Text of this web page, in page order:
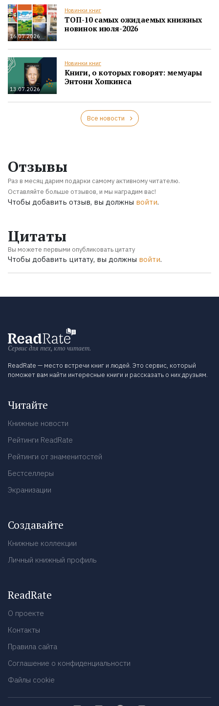
16.07.2026
Новинки книг
ТОП-10 самых ожидаемых книжных
новинок июля-2026
13.07.2026
Новинки книг
Книги, о которых говорят: мемуары
Энтони Хопкинса
Все новости
Отзывы
Раз в месяц дарим подарки самому активному читателю.
Оставляйте больше отзывов, и мы наградим вас!
Чтобы добавить отзыв, вы должны войти.
Цитаты
Вы можете первыми опубликовать цитату
Чтобы добавить цитату, вы должны войти.
Сервис для тех, кто читает.
ReadRate — место встречи книг и людей. Это сервис, который
поможет вам найти интересные книги и рассказать о них друзьям.
Читайте
Книжные новости
Рейтинги ReadRate
Рейтинги от знаменитостей
Бестселлеры
Экранизации
Создавайте
Книжные коллекции
Личный книжный профиль
ReadRate
О проекте
Контакты
Правила сайта
Соглашение о конфиденциальности
Файлы cookie